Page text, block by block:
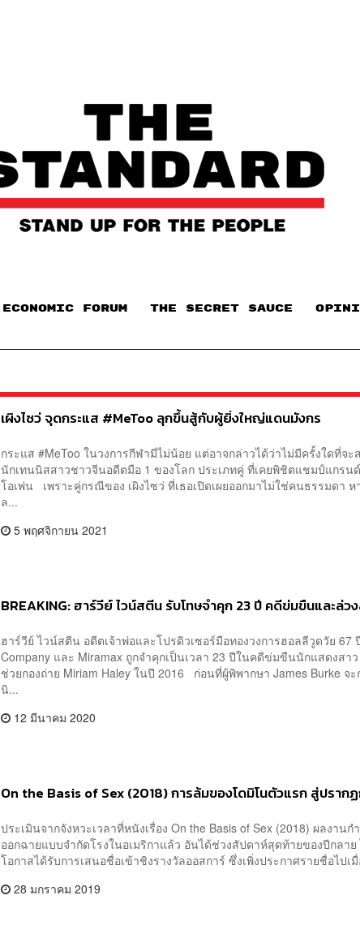
ECONOMIC FORUM THE SECRET SAUCE​
เผิงไซว่ จุดกระแส #MeToo ลุกขึ้นสู้กับผู้ยิ่งใหญ่แดนมังกร
กระแส #MeToo ในวงการกีฬามีไม่น้อย แต่อาจกล่าวได้ว่าไม่มีครั้งใดที่จ
นักเทนนิสสาวชาวจีนอดีตมือ 1 ของโลก ประเภทคู่ ที่เคยพิชิตแชมป์แกร
โอเพ่น เพราะคู่กรณีของ เผิงไซว่ ที่เธอเปิดเผยออกมาไม่ใช่คนธรรมดา
ล...
5 พฤศจิกายน 2021
BREAKING: ฮาร์วีย์ ไวน์สตีน รับโทษจำคุก 23 ปี คดีข่มขืนและล่ว
ฮาร์วีย์ ไวน์สตีน อดีตเจ้าพ่อและโปรดิวเซอร์มือทองวงการฮอลลีวูดวัย 67
Company และ Miramax ถูกจำคุกเป็นเวลา 23 ปีในคดีข่มขืนนักแสดงสา
ช่วยกองถ่าย Miriam Haley ในปี 2016 ก่อนที่ผู้พิพากษา James Burke
นิ...
12 มีนาคม 2020
On the Basis of Sex (2018) การล้มของโดมิโนตัวแรก สู่ปราก
ประเมินจากจังหวะเวลาที่หนังเรื่อง On the Basis of Sex (2018) ผลงาน
ออกฉายแบบจำกัดโรงในอเมริกาแล้ว อันได้ช่วงสัปดาห์สุดท้ายของปีกลา
โอกาสได้รับการเสนอชื่อเข้าชิงรางวัลออสการ์ ซึ่งเพิ่งประกาศรายชื่อไ
28 มกราคม 2019